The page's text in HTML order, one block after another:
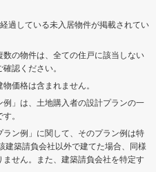
過している未入居物件が掲載されてい
数の物件は、全ての住戸に該当しない
認ください。
価格は含まれません。
例」は、土地購入者の設計プランの一
。
ラン例」に関して、そのプラン例は特
建築請負会社以外で建てた場合、同様
せん。また、建築請負会社を特定す